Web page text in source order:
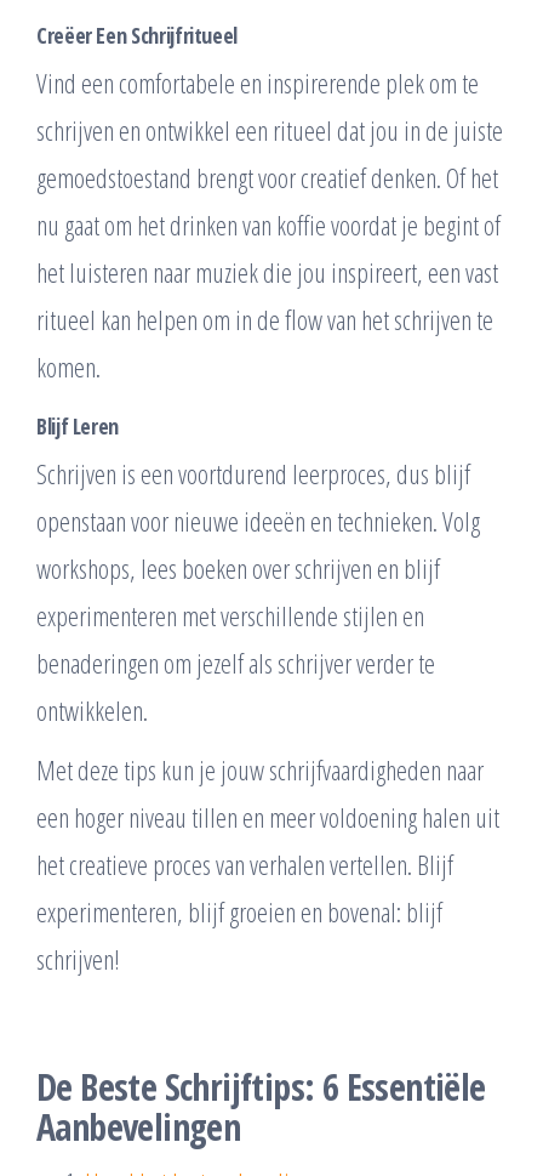
Creëer Een Schrijfritueel
Vind een comfortabele en inspirerende plek om te
schrijven en ontwikkel een ritueel dat jou in de juiste
gemoedstoestand brengt voor creatief denken. Of het
nu gaat om het drinken van koffie voordat je begint of
het luisteren naar muziek die jou inspireert, een vast
ritueel kan helpen om in de flow van het schrijven te
komen.
Blijf Leren
Schrijven is een voortdurend leerproces, dus blijf
openstaan voor nieuwe ideeën en technieken. Volg
workshops, lees boeken over schrijven en blijf
experimenteren met verschillende stijlen en
benaderingen om jezelf als schrijver verder te
ontwikkelen.
Met deze tips kun je jouw schrijfvaardigheden naar
een hoger niveau tillen en meer voldoening halen uit
het creatieve proces van verhalen vertellen. Blijf
experimenteren, blijf groeien en bovenal: blijf
schrijven!
De Beste Schrijftips: 6 Essentiële
Aanbevelingen